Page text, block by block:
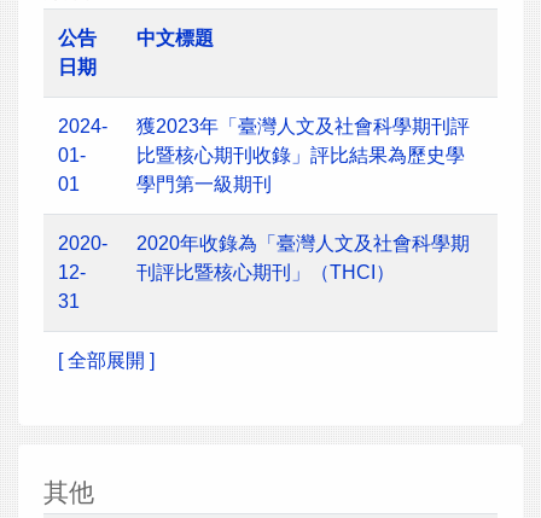
公告
日期
中文標題
2024-
01-
01
獲2023年「臺灣人文及社會科學期刊評
比暨核心期刊收錄」評比結果為歷史學
學門第一級期刊
2020-
12-
31
2020年收錄為「臺灣人文及社會科學期
刊評比暨核心期刊」（THCI）
[ 全部展開 ]
其他